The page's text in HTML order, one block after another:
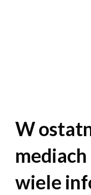
W
wiele